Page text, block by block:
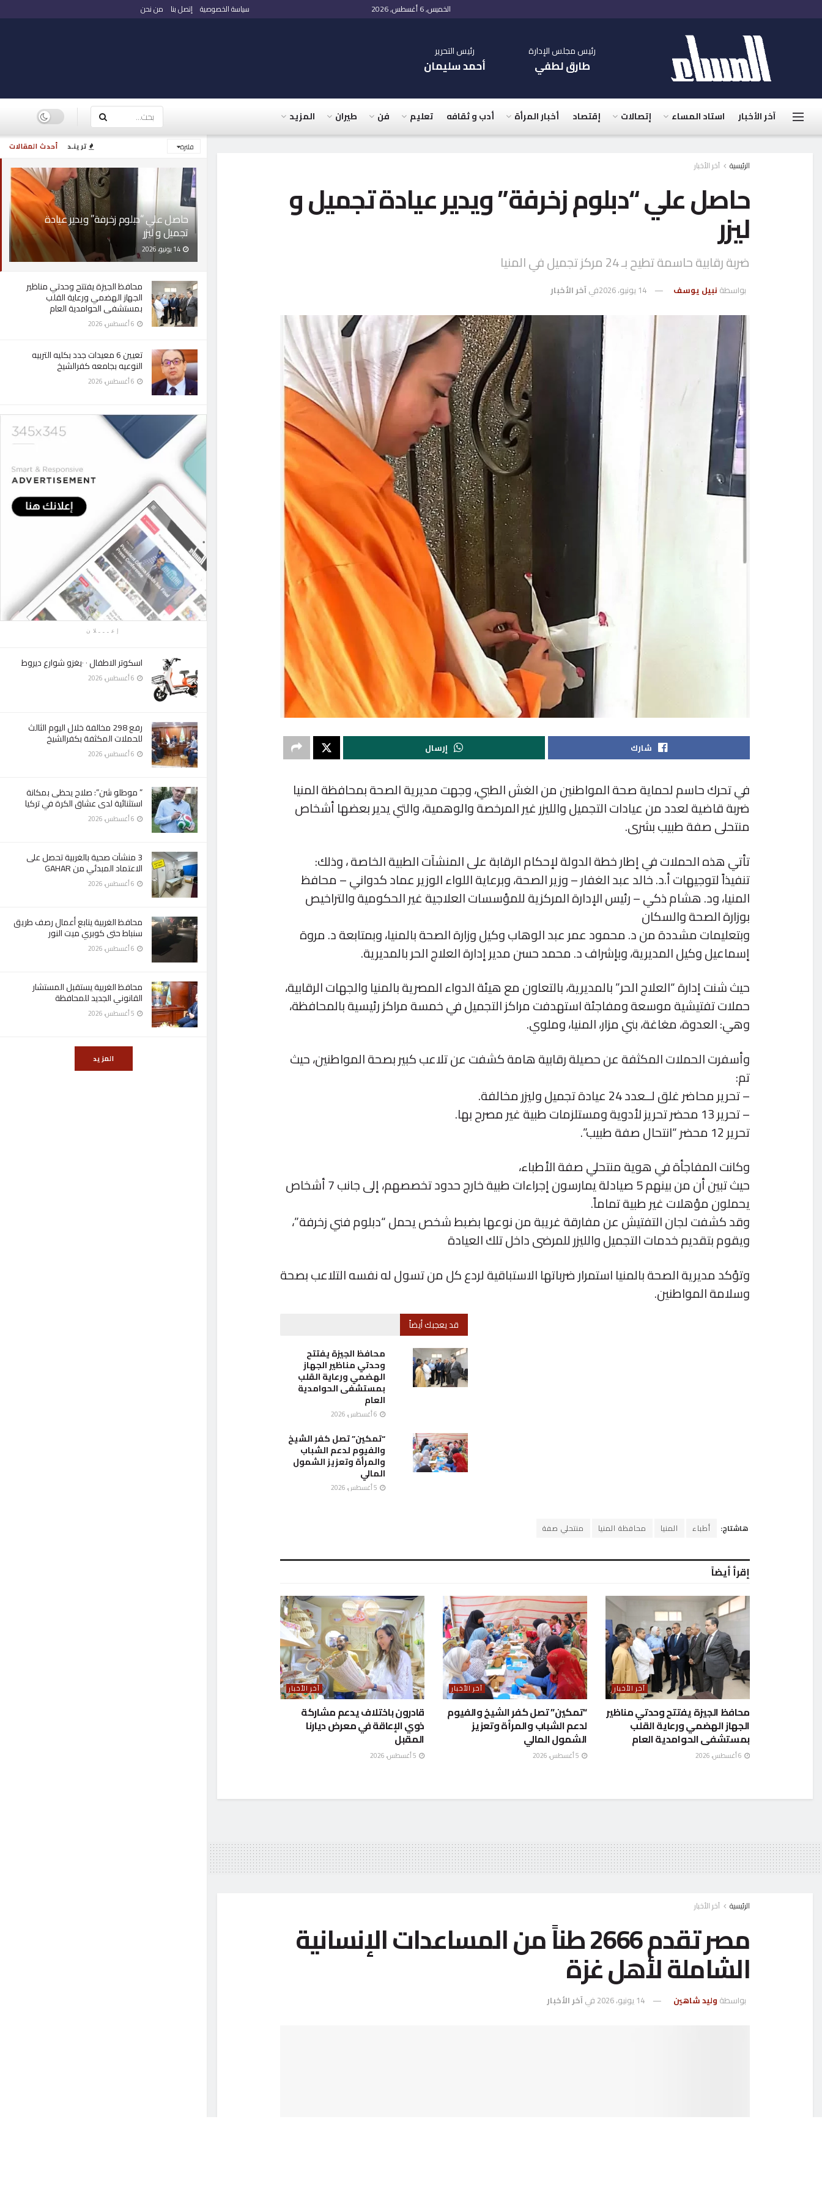
أحدث المقالات ترينـد فلترة
حاصل علي “دبلوم زخرفة” ويدير عيادة
تجميل و ليزر
محافظ الجيزة يفتتح وحدتي مناظير
الجهاز الهضمي ورعاية القلب
بمستشفى الحوامدية العام
تعيين 6 معيدات جدد بكليه التربيه
النوعيه بجامعه كفرالشيخ
إعـــلان
اسكوتر الاطفال ٠ ٠يغزو شوارع ديروط
رفع 298 مخالفة خلال اليوم الثالث
للحملات المكثفة بكفرالشيخ
” موطلو شن”: صلاح يحظى بمكانة
استثنائية لدى عشاق الكرة في تركيا
3 منشآت صحية بالغربية تحصل على
الاعتماد المبدئي من GAHAR
محافظ الغربية يتابع أعمال رصف طريق
سنباط حتى كوبري ميت النور
محافظ الغربية يستقبل المستشار
القانوني الجديد للمحافظة
المزيد
الخميس, 6 أغسطس, 2026 سياسة الخصوصية إتصل بنا من نحن
رئيس مجلس الإدارة
طارق لطفي
رئيس التحرير
أحمد سليمان
آخر الأخبار استاد المساء إتصالات إقتصاد أخبار المرأة أدب و ثقافه تعليم فن طيران المزيد
الرئيسية آخر الأخبار
حاصل علي “دبلوم زخرفة” ويدير عيادة تجميل و
ليزر
ضربة رقابية حاسمة تطيح بـ 24 مركز تجميل في المنيا
بواسطة نبيل يوسف 14 يونيو، 2026 فيآخر الأخبار
شارك إرسال
في تحرك حاسم لحماية صحة المواطنين من الغش الطبي، وجهت مديرية الصحة بمحافظة المنيا
ضربة قاضية لعدد من عيادات التجميل والليزر غير المرخصة والوهمية، والتي يدير بعضها أشخاص
منتحلى صفة طبيب بشرى.
تأتي هذه الحملات في إطار خطة الدولة لإحكام الرقابة على المنشآت الطبية الخاصة ، وذلك:
تنفيذاً لتوجيهات أ.د. خالد عبد الغفار – وزير الصحة، وبرعاية اللواء الوزير عماد كدواني – محافظ
المنيا، ود. هشام ذكي – رئيس الإدارة المركزية للمؤسسات العلاجية غير الحكومية والتراخيص
بوزارة الصحة والسكان
وبتعليمات مشددة من د. محمود عمر عبد الوهاب وكيل وزارة الصحة بالمنيا، وبمتابعة د. مروة
إسماعيل وكيل المديرية، وبإشراف د. محمد حسن مدير إدارة العلاج الحر بالمديرية.
حيث شنت إدارة “العلاج الحر” بالمديرية، بالتعاون مع هيئة الدواء المصرية بالمنيا والجهات الرقابية،
حملات تفتيشية موسعة ومفاجئة استهدفت مراكز التجميل في خمسة مراكز رئيسية بالمحافظة،
وهي: العدوة، مغاغة، بني مزار، المنيا، وملوي.
وأسفرت الحملات المكثفة عن حصيلة رقابية هامة كشفت عن تلاعب كبير بصحة المواطنين، حيث
تم:
– تحرير محاضر غلق لــعدد 24 عيادة تجميل وليزر مخالفة.
– تحرير 13 محضر تحريز لأدوية ومستلزمات طبية غير مصرح بها.
تحرير 12 محضر “انتحال صفة طبيب”.
وكانت المفاجأة في هوية منتحلي صفة الأطباء،
حيث تبين أن من بينهم 5 صيادلة يمارسون إجراءات طبية خارج حدود تخصصهم، إلى جانب 7 أشخاص
يحملون مؤهلات غير طبية تماماً.
وقد كشفت لجان التفتيش عن مفارقة غريبة من نوعها بضبط شخص يحمل “دبلوم فني زخرفة”،
ويقوم بتقديم خدمات التجميل والليزر للمرضى داخل تلك العيادة
وتؤكد مديرية الصحة بالمنيا استمرار ضرباتها الاستباقية لردع كل من تسول له نفسه التلاعب بصحة
وسلامة المواطنين.
قد يعجبك أيضاً
محافظ الجيزة يفتتح
وحدتي مناظير الجهاز
الهضمي ورعاية القلب
بمستشفى الحوامدية
العام
“تمكين” تصل كفر الشيخ
والفيوم لدعم الشباب
والمرأة وتعزيز الشمول
المالي
هاشتاج: أطباء المنيا محافظة المنيا منتحلي صفة
إقرأ أيضاً
آخر الأخبار
محافظ الجيزة يفتتح وحدتي مناظير
الجهاز الهضمي ورعاية القلب
بمستشفى الحوامدية العام
آخر الأخبار
“تمكين” تصل كفر الشيخ والفيوم
لدعم الشباب والمرأة وتعزيز
الشمول المالي
آخر الأخبار
قادرون باختلاف يدعم مشاركة
ذوي الإعاقة في معرض ديارنا
المقبل
الرئيسية آخر الأخبار
مصر تقدم 2666 طناً من المساعدات الإنسانية
الشاملة لأهل غزة
بواسطة وليد شاهين 14 يونيو، 2026 فيآخر الأخبار